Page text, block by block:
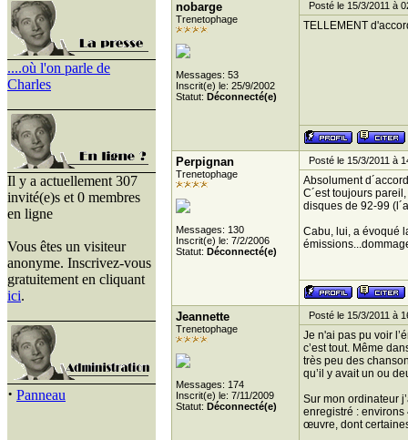
....où l'on parle de
Charles
Il y a actuellement 307
invité(e)s et 0 membres
en ligne
Vous êtes un visiteur
anonyme. Inscrivez-vous
gratuitement en cliquant
ici.
· Panneau
nobarge
Trenetophage
Messages: 53
Inscrit(e) le: 25/9/2002
Statut: Déconnecté(e)
Posté le 15/3/2011 à
TELLEMENT
Perpignan
Trenetophage
Messages: 130
Inscrit(e) le: 7/2/2006
Statut: Déconnecté(e)
Posté le 15/3/2011 à
Absolument
C´est toujours
disques de 92-99
Cabu, lui, a évoqué
Jeannette
Trenetophage
Messages: 174
Inscrit(e) le: 7/11/2009
Statut: Déconnecté(e)
Posté le 15/3/2011 à
Je n'ai pas pu voir
c’est tout. Même
très peu des
qu’il y avait un ou
Sur mon ordinateur
enregistré : environs
œuvre, dont